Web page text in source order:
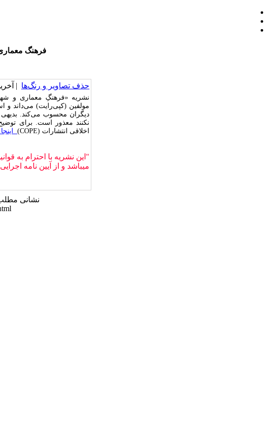
فرهنگ
حذف تصاویر و رنگ‌ها | آخرین
نشریه «فرهنگِ معماری و
مولفین (کپی‌رایت) می‏‌داند و
دیگران محسوب می‌کند. بدیهی
نکنند معذور است. برای
اخلاقی انتشارات (COPE)
میباشد و از آیین نامه
نشانی